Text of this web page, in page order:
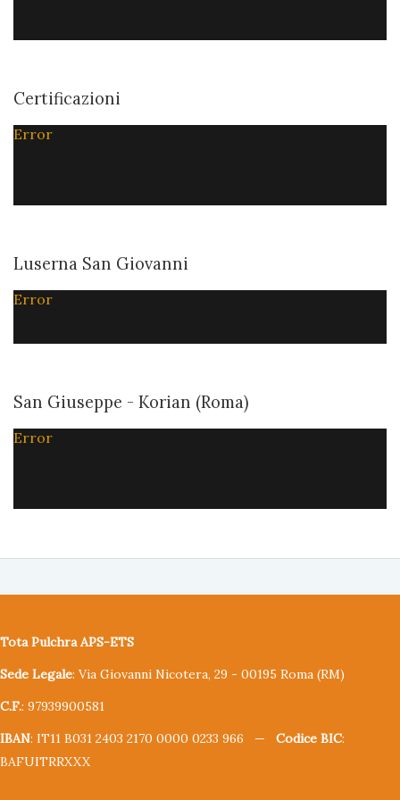
Certificazioni
Error
Luserna San Giovanni
Error
San Giuseppe - Korian (Roma)
Error
Tota Pulchra APS-ETS
Sede Legale: Via Giovanni Nicotera, 29 - 00195 Roma (RM)
C.F.: 97939900581
IBAN: IT11 B031 2403 2170 0000 0233 966 — Codice BIC:
BAFUITRRXXX